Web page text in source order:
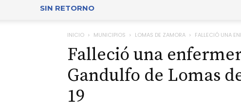
SIN RETORNO
INICIO MUNICIPIOS LOMAS DE ZAMORA FALLECIÓ UNA
Falleció una
Gandulfo de Lomas
19